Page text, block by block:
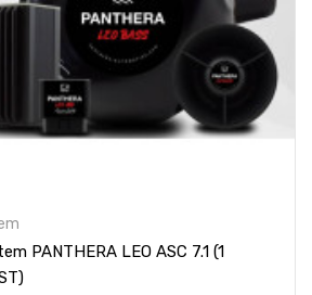
PANTHERA LEO ASC 7.1 (1